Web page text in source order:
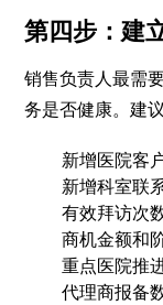
第四步：建
销售负责人最需
务是否健康。建
新增医院客
新增科室联
有效拜访次
商机金额和
重点医院推
代理商报备